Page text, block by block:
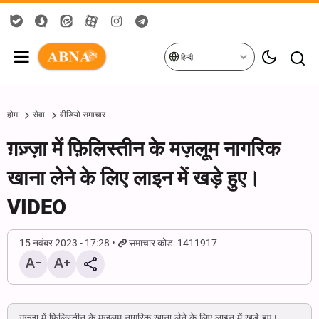
हिन्दी
होम सेवा वीडियो समाचार
ग़ज़्ज़ा में फ़िलिस्तीन के मज़लूम नागरिक
खाना लेने के लिए लाइन में खड़े हुए।
VIDEO
15 नवंबर 2023 - 17:28 समाचार कोड: 1411917